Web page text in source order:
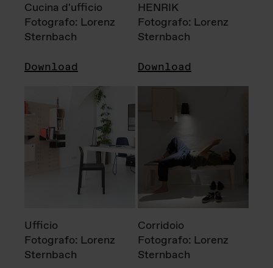
Cucina d'ufficio
Fotografo: Lorenz
Sternbach
Download
HENRIK
Fotografo: Lorenz
Sternbach
Download
Ufficio
Fotografo: Lorenz
Sternbach
Corridoio
Fotografo: Lorenz
Sternbach